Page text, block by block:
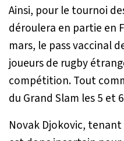
Ainsi, pour le tournoi
déroulera en partie en
mars, le pass vaccinal
joueurs de rugby
compétition. Tout
du Grand Slam les 5 et
Novak Djokovic,